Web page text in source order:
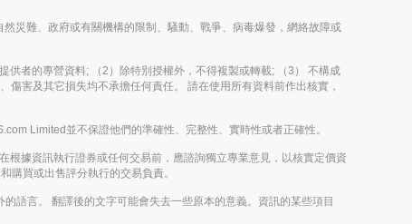
災難、政府或有關機構的限制、騷動、戰爭、病毒爆發，網絡故障或
者的專營資料; （2）除特別授權外，不得複製或轉載; （3） 不構成
害及其它損失均不承擔任何責任。 請在使用所有資料前作出核實，
Limited並不保證他們的準確性、完整性、實時性或者正確性。
據資訊執行證券或任何交易前，應諮詢獨立專業意見，以核實定價資
購買或出售評分執行的交易負責。
語言。 翻譯後的文字可能會失去一些原本的意義。資訊的某些項目